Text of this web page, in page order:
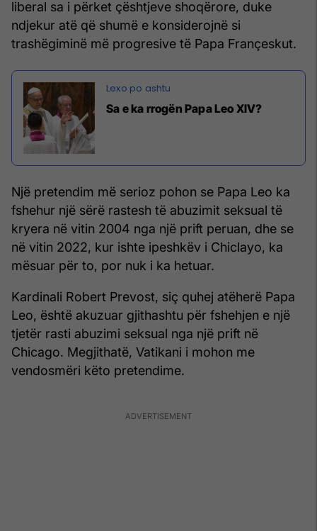
liberal sa i përket çështjeve shoqërore, duke
ndjekur atë që shumë e konsiderojnë si
trashëgiminë më progresive të Papa Françeskut.
Sa e ka rrogën Papa Leo XIV?
Një pretendim më serioz pohon se Papa Leo ka
fshehur një sërë rastesh të abuzimit seksual të
kryera në vitin 2004 nga një prift peruan, dhe se
në vitin 2022, kur ishte ipeshkëv i Chiclayo, ka
mësuar për to, por nuk i ka hetuar.
Kardinali Robert Prevost, siç quhej atëherë Papa
Leo, është akuzuar gjithashtu për fshehjen e një
tjetër rasti abuzimi seksual nga një prift në
Chicago. Megjithatë, Vatikani i mohon me
vendosmëri këto pretendime.